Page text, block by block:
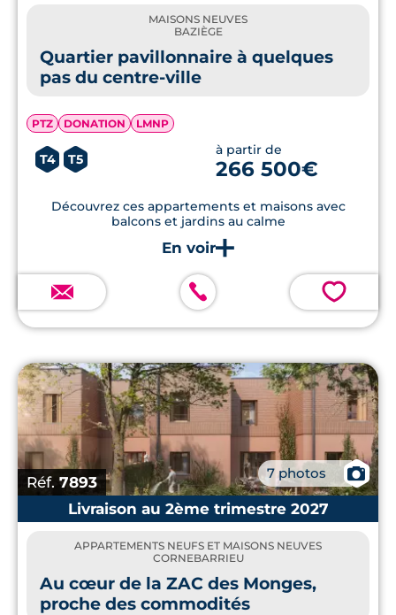
MAISONS NEUVES
BAZIÈGE
Quartier pavillonnaire à quelques
pas du centre-ville
PTZ DONATION LMNP
T4 T5
à partir de
266 500€
Découvrez ces appartements et maisons avec
balcons et jardins au calme
💗
Réf. 7893 7 photos
📷
Livraison au 2ème trimestre 2027
APPARTEMENTS NEUFS ET MAISONS NEUVES
CORNEBARRIEU
Au cœur de la ZAC des Monges,
proche des commodités